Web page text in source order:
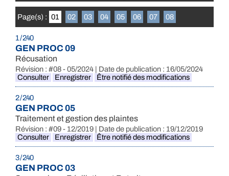
Page(s) : 01 02 03 04 05 06 07 08
1 / 240
GEN PROC 09
Récusation
Révision : #08 - 05/2024 | Date de publication : 16/05/2024
Consulter
Enregistrer Être notifié des modifications
2 / 240
GEN PROC 05
Traitement et gestion des plaintes
Révision : #09 - 12/2019 | Date de publication : 19/12/2019
Consulter
Enregistrer Être notifié des modifications
3 / 240
GEN PROC 03